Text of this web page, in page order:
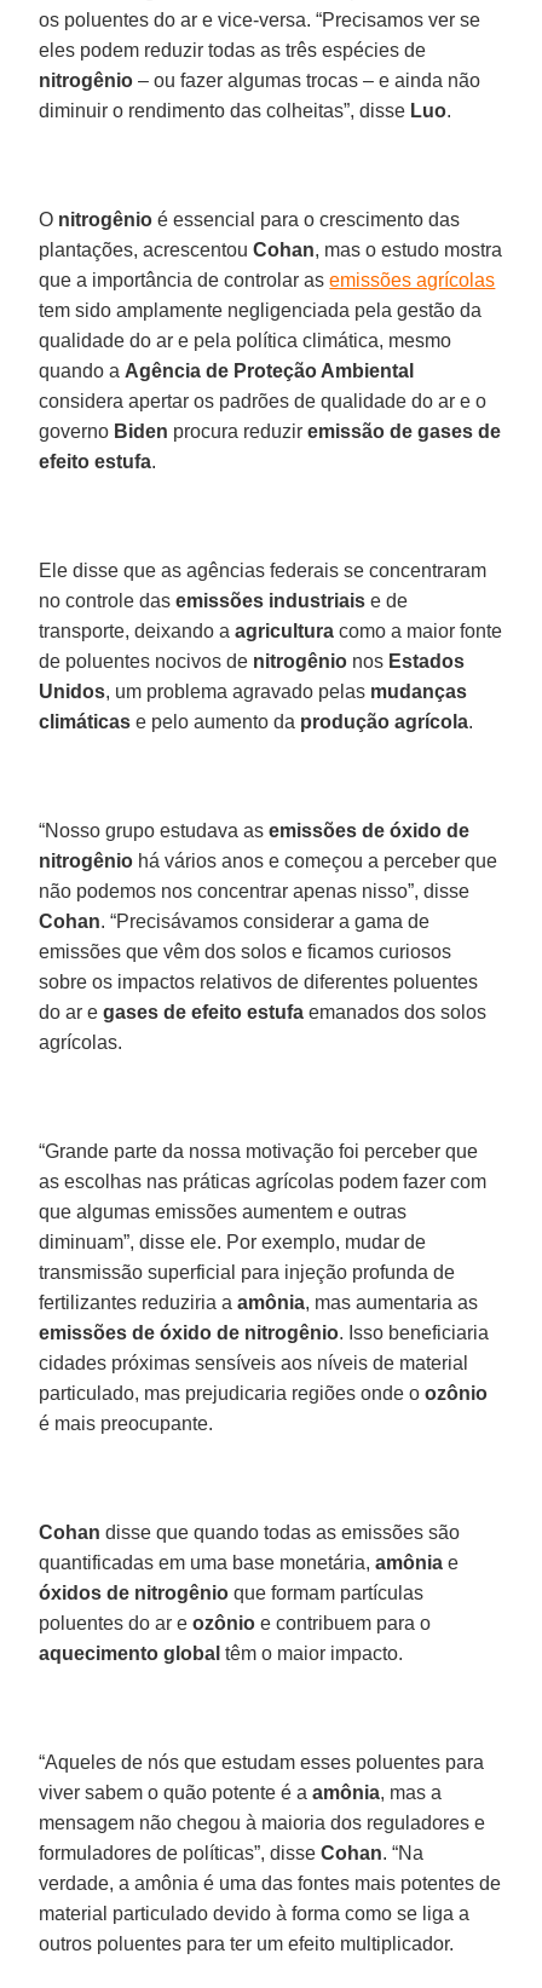
os poluentes do ar e vice-versa. “Precisamos ver se
eles podem reduzir todas as três espécies de
nitrogênio – ou fazer algumas trocas – e ainda não
diminuir o rendimento das colheitas”, disse Luo.
O nitrogênio é essencial para o crescimento das
plantações, acrescentouCohan, mas o estudo mostra
que a importância de controlar asemissões agrícolas
tem sido amplamente negligenciada pela gestão da
qualidade do ar e pela política climática, mesmo
quando a Agência de Proteção Ambiental
considera apertar os padrões de qualidade do ar e o
governo Biden procura reduziremissão de gases de
efeito estufa.
Ele disse que as agências federais se concentraram
no controle dasemissões industriais e de
transporte, deixando aagricultura como a maior fonte
de poluentes nocivos de nitrogênio nos Estados
Unidos, um problema agravado pelas mudanças
climáticas e pelo aumento da produção agrícola.
“Nosso grupo estudava asemissões de óxido de
nitrogênio há vários anos e começou a perceber que
não podemos nos concentrar apenas nisso”, disse
Cohan. “Precisávamos considerar a gama de
emissões que vêm dos solos e ficamos curiosos
sobre os impactos relativos de diferentes poluentes
do ar egases de efeito estufa emanados dos solos
agrícolas.
“Grande parte da nossa motivação foi perceber que
as escolhas nas práticas agrícolas podem fazer com
que algumas emissões aumentem e outras
diminuam”, disse ele. Por exemplo, mudar de
transmissão superficial para injeção profunda de
fertilizantes reduziria aamônia, mas aumentaria as
emissões de óxido de nitrogênio. Isso beneficiaria
cidades próximas sensíveis aos níveis de material
particulado, mas prejudicaria regiões onde oozônio
é mais preocupante.
Cohan disse que quando todas as emissões são
quantificadas em uma base monetária,amônia e
óxidos de nitrogênio que formam partículas
poluentes do ar eozônio e contribuem para o
aquecimento global têm o maior impacto.
“Aqueles de nós que estudam esses poluentes para
viver sabem o quão potente é aamônia, mas a
mensagem não chegou à maioria dos reguladores e
formuladores de políticas”, disseCohan. “Na
verdade, a amônia é uma das fontes mais potentes de
material particulado devido à forma como se liga a
outros poluentes para ter um efeito multiplicador.